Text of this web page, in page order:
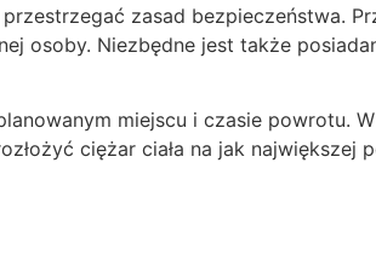
zasad bezpieczeństwa.
osoby. Niezbędne jest także
miejscu i czasie powrotu.
ciężar ciała na jak największej